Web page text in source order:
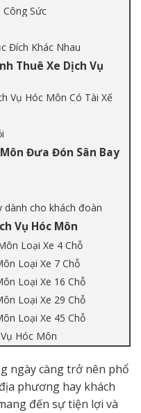
Công Sức
Đích Khác Nhau
Thuê Xe Dịch Vụ
Vụ Hóc Môn Có Tài Xế
Đưa Đón Sân Bay
cho khách đoàn
Vụ Hóc Môn
Loại Xe 4 Chỗ
Loại Xe 7 Chỗ
Loại Xe 16 Chỗ
Loại Xe 29 Chỗ
Loại Xe 45 Chỗ
Hóc Môn
ngày càng trở nên phổ
phương hay khách
đến sự tiện lợi và